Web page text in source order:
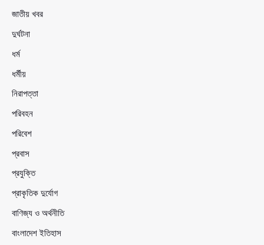
জাতীয় খবর
দুর্ঘটনা
ধর্ম
ধর্মীয়
নিরাপত্তা
পরিবহন
পরিবেশ
প্রবাস
প্রযুক্তি
প্রাকৃতিক দুর্যোগ
বাণিজ্য ও অর্থনীতি
বাংলাদেশ ইতিহাস